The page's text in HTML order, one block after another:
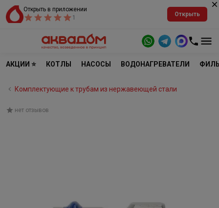
Открыть в приложении
1
Открыть
АКЦИИ ⭐ КОТЛЫ НАСОСЫ ВОДОНАГРЕВАТЕЛИ
Комплектующие к трубам из нержавеющей стали
нет отзывов